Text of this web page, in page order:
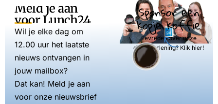
Meld je aan
voor Lunch24
Wil je elke dag om
12.00 uur het laatste
nieuws ontvangen in
jouw mailbox?
Dat kan! Meld je aan
voor onze nieuwsbrief
Sponsor een
kopje koffie
Tevreden over onze
dienstverlening? Klik hier!